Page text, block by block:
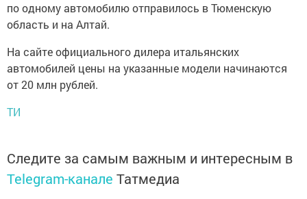
по одному автомобилю отправилось в Тюменскую
область и на Алтай.
На сайте официального дилера итальянских
автомобилей цены на указанные модели начинаются
от 20 млн рублей.
ТИ
Следите за самым важным и интересным в
Telegram-канале Татмедиа